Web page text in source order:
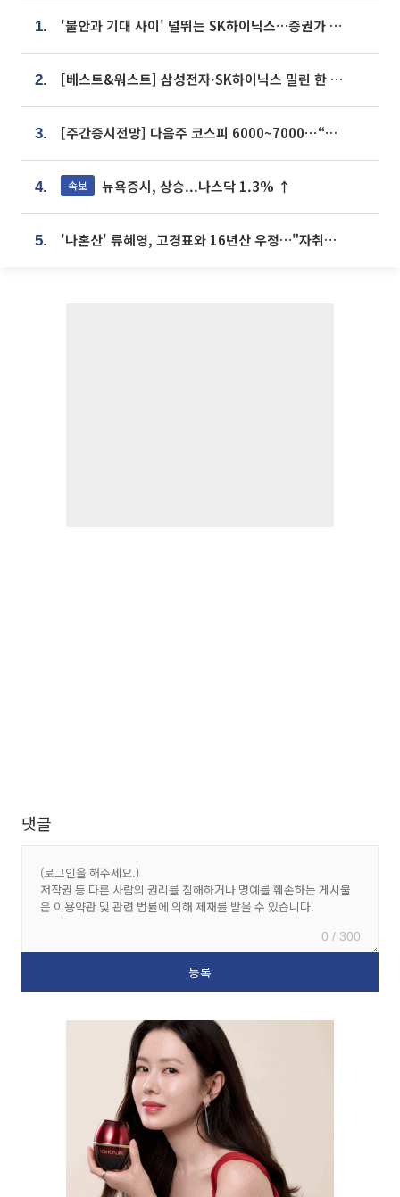
1. '불안과 기대 사이' 널뛰는 SK하이닉스…증권가 "HBM4·LTA 기반 펀터멘털 견고"
2. [베스트&워스트] 삼성전자·SK하이닉스 밀린 한 주…상상인증권은 85% 급등
3. [주간증시전망] 다음주 코스피 6000~7000⋯“外人 수급은 정책이 변수”
4. 속보 뉴욕증시, 상승...나스닥 1.3% ↑
5. '나혼산' 류혜영, 고경표와 16년산 우정…"자취방서 부모님과 마주쳐"
댓글
0 / 300